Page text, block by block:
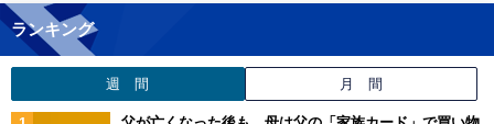
ランキング
週 間 月 間